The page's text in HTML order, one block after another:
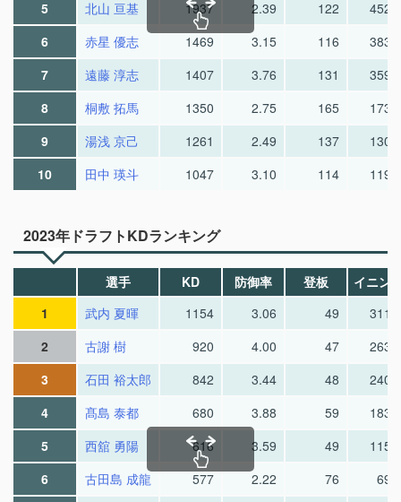
5
北山 亘基 1937 2.39 122
452.1
6
赤星 優志 1469 3.15 116
383.0
7
遠藤 淳志 1407 3.76 131
359.0
8
桐敷 拓馬 1350 2.75 165
173.1
9
湯浅 京己 1261 2.49 137
130.1
10
田中 瑛斗 1047 3.10 114 119.0
2023年ドラフトKDランキング
選手 KD 防御率 登板
イニン
1
武内 夏暉 1154 3.06 49
311.1
2
古謝 樹 920 4.00 47
263.1
3
石田 裕太郎 842 3.44 48
240.2
4
髙島 泰都 680 3.88 59
183.1
5
西舘 勇陽 616 3.59 49
115.1
6
古田島 成龍 577 2.22 76
69.0